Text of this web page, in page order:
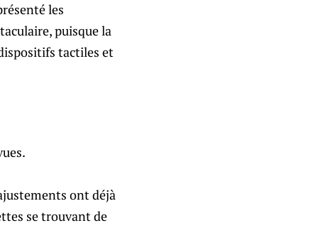
les
puisque la
tactiles et
ont déjà
se trouvant de